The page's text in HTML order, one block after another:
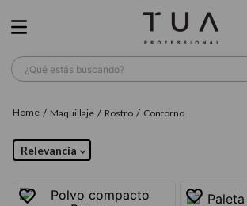
¿Qué estás buscando?
Maquillaje Rostro Contorno
Relevancia
TÉRMINOS MÁS BUSCADOS
1. wella
farmavita